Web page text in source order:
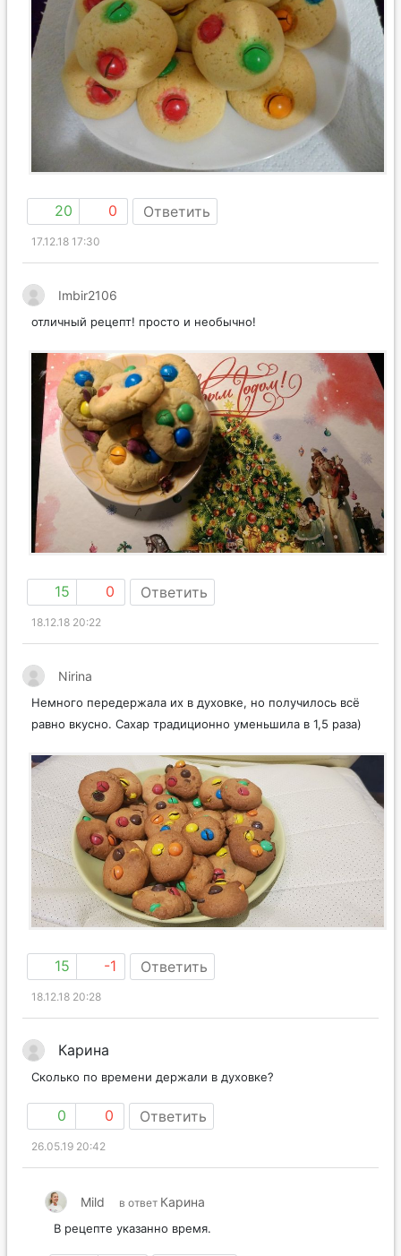
20 0 Ответить
17.12.18 17:30
Imbir2106
отличный рецепт! просто и необычно!
15 0 Ответить
18.12.18 20:22
Nirina
Немного передержала их в духовке, но получилось всё
равно вкусно. Сахар традиционно уменьшила в 1,5 раза)
15 -1 Ответить
18.12.18 20:28
Карина
Сколько по времени держали в духовке?
0 0 Ответить
26.05.19 20:42
Mild в ответ Карина
В рецепте указанно время.